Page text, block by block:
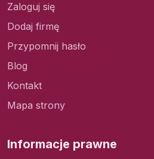
Zaloguj się
Dodaj firmę
Przypomnij hasło
Blog
Kontakt
Mapa strony
Informacje prawne